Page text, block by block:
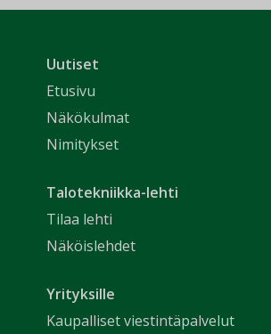
Uutiset
Etusivu
Näkökulmat
Nimitykset
Talotekniikka-lehti
Tilaa lehti
Näköislehdet
Yrityksille
Kaupalliset viestintäpalvelut